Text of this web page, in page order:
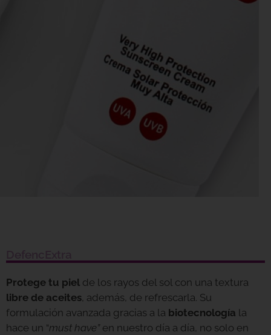
Protege tu piel de los rayos del sol con una textura
libre de aceites, además, de refrescarla. Su
formulación avanzada gracias a la biotecnología la
hace un “must have” en nuestro día a día, no solo en